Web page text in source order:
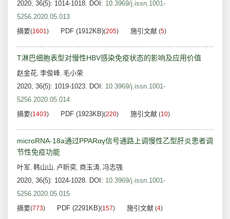
2020, 36(5): 1014-1018. DOI: 10.3969/j.issn.1001-
5256.2020.05.013
摘要(1601) PDF (1912KB)(205) 施引文献 (5)
T淋巴细胞表型对慢性HBV感染免疫状态的影响及应用价值
赵金花, 李俊峰, 毛小荣
2020, 36(5): 1019-1023. DOI: 10.3969/j.issn.1001-
5256.2020.05.014
摘要(1403) PDF (1923KB)(220) 施引文献 (10)
microRNA-18a通过PPARαγ信号通路上调慢性乙型肝炎患者调
节性免疫功能
叶军, 韩山山, 卢盺奕, 商玉涛, 冯志强
2020, 36(5): 1024-1028. DOI: 10.3969/j.issn.1001-
5256.2020.05.015
摘要(773) PDF (2291KB)(157) 施引文献 (4)